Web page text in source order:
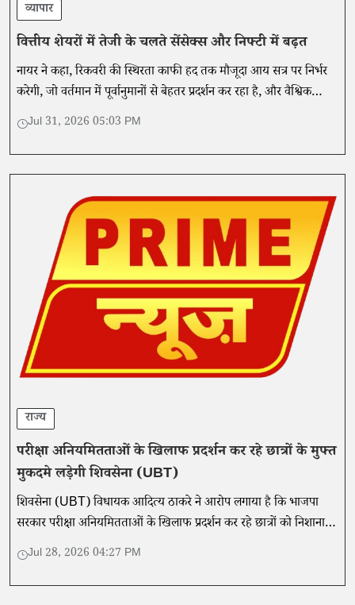
व्यापार
वित्तीय शेयरों में तेजी के चलते सेंसेक्स और निफ्टी में बढ़त
नायर ने कहा, रिकवरी की स्थिरता काफी हद तक मौजूदा आय सत्र पर निर्भर
करेगी, जो वर्तमान में पूर्वानुमानों से बेहतर प्रदर्शन कर रहा है, और वैश्विक
जोखिमों में कमी पर भी।
Jul 31, 2026 05:03 PM
राज्य
परीक्षा अनियमितताओं के खिलाफ प्रदर्शन कर रहे छात्रों के मुफ्त
मुकदमे लड़ेगी शिवसेना (UBT)
शिवसेना (UBT) विधायक आदित्य ठाकरे ने आरोप लगाया है कि भाजपा
सरकार परीक्षा अनियमितताओं के खिलाफ प्रदर्शन कर रहे छात्रों को निशाना
बना रही है।
Jul 28, 2026 04:27 PM